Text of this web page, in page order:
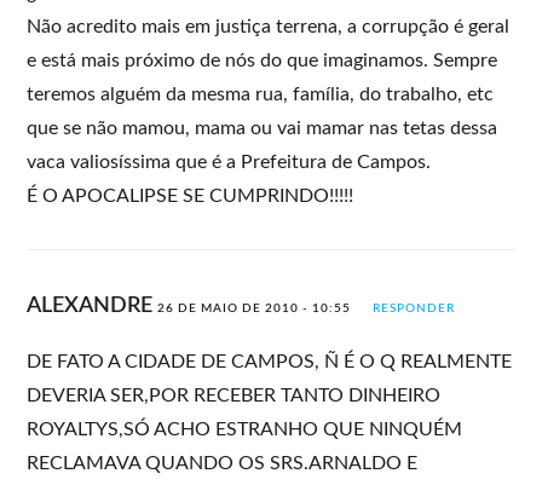
Não acredito mais em justiça terrena, a corrupção é geral
e está mais próximo de nós do que imaginamos. Sempre
teremos alguém da mesma rua, família, do trabalho, etc
que se não mamou, mama ou vai mamar nas tetas dessa
vaca valiosíssima que é a Prefeitura de Campos.
É O APOCALIPSE SE CUMPRINDO!!!!!
ALEXANDRE26 DE MAIO DE 2010 - 10:55 RESPONDER
DE FATO A CIDADE DE CAMPOS, Ñ É O Q REALMENTE
DEVERIA SER,POR RECEBER TANTO DINHEIRO
ROYALTYS,SÓ ACHO ESTRANHO QUE NINQUÉM
RECLAMAVA QUANDO OS SRS.ARNALDO E